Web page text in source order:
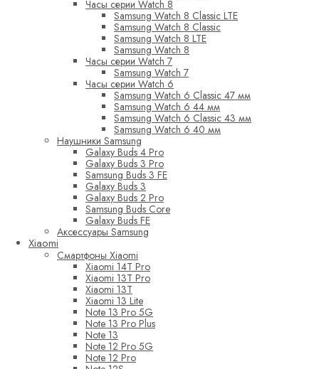
Часы серии Watch 8
Samsung Watch 8 Classic LTE
Samsung Watch 8 Classic
Samsung Watch 8 LTE
Samsung Watch 8
Часы серии Watch 7
Samsung Watch 7
Часы серии Watch 6
Samsung Watch 6 Classic 47 мм
Samsung Watch 6 44 мм
Samsung Watch 6 Classic 43 мм
Samsung Watch 6 40 мм
Наушники Samsung
Galaxy Buds 4 Pro
Galaxy Buds 3 Pro
Samsung Buds 3 FE
Galaxy Buds 3
Galaxy Buds 2 Pro
Samsung Buds Core
Galaxy Buds FE
Аксессуары Samsung
Xiaomi
Смартфоны Xiaomi
Xiaomi 14T Pro
Xiaomi 13T Pro
Xiaomi 13T
Xiaomi 13 Lite
Note 13 Pro 5G
Note 13 Pro Plus
Note 13
Note 12 Pro 5G
Note 12 Pro